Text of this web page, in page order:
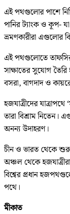
এই পথগুলোর পাশে
পানির ট্যাংক ও কূপ-
ভ্রমণকারীরা এগুলোর
এই পথগুলোতে
সাক্ষাতের সুযোগ
বসরা, বাগদাদ ও
হজযাত্রীদের যাত্রাপথে
তারা বিশ্রাম
অনন্য উদাহরণ।
চীন ও ভারত থেকে
অঞ্চল থেকে
বিশ্বের প্রধান
পথে।
মীকাত